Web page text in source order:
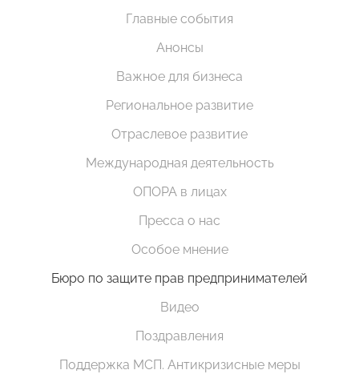
Главные события
Анонсы
Важное для бизнеса
Региональное развитие
Отраслевое развитие
Международная деятельность
ОПОРА в лицах
Пресса о нас
Особое мнение
Бюро по защите прав предпринимателей
Видео
Поздравления
Поддержка МСП. Антикризисные меры